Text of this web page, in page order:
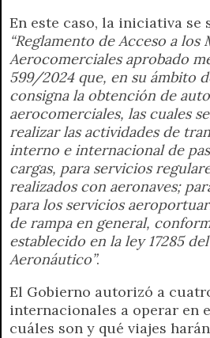
En este caso, la iniciativa se
“Reglamento de Acceso a los
Aerocomerciales aprobado
599/2024 que, en su ámbito
consigna la obtención de
aerocomerciales, las cuales
realizar las actividades de
interno e internacional de
cargas, para servicios
realizados con aeronaves;
para los servicios
de rampa en general,
establecido en la ley 17285
Aeronáutico”.
El Gobierno autorizó a
internacionales a operar en
cuáles son y qué viajes harán